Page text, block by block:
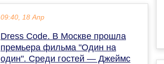
09:40, 18 Апр
Dress Code. В Москве прошла
премьера фильма "Один на
один". Среди гостей — Джеймс